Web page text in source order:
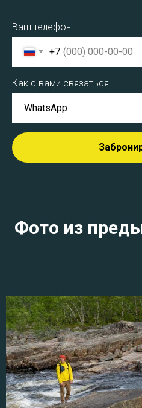
Ваш телефон
+7
Как с вами связаться
Фото из